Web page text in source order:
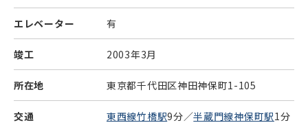
エレベーター 有
竣工 2003年3月
所在地 東京都千代田区神田神保町1-105
交通 東西線竹橋駅9分／半蔵門線神保町駅1分